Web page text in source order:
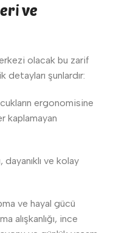
ve
olacak bu zarif
şunlardır:
ergonomisine
kaplamayan
dayanıklı ve kolay
ve hayal gücü
alışkanlığı, ince